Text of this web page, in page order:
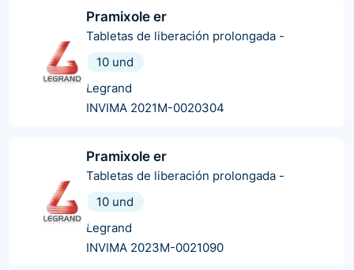
Pramixole er
Tabletas de liberación prolongada -
10 und
Legrand
INVIMA 2021M-0020304
Pramixole er
Tabletas de liberación prolongada -
10 und
Legrand
INVIMA 2023M-0021090